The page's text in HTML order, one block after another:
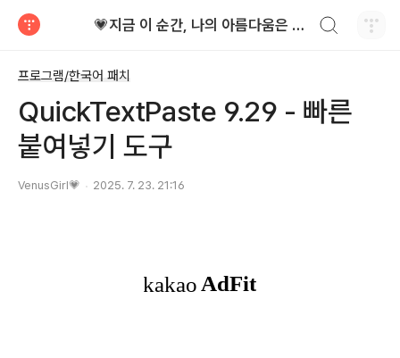
💗지금 이 순간, 나의 아름다움은 가장 빛난다!
프로그램/한국어 패치
QuickTextPaste 9.29 - 빠른
붙여넣기 도구
VenusGirl💗 2025. 7. 23. 21:16